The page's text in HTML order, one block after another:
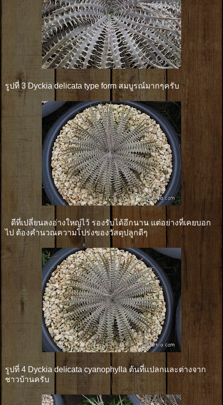
รูปที่ 3 Dyckia delicata type form สมบูรณ์มากๆครับ
ดีที่เปลี่ยนลงอ่างใหญ่ไว้ รองรับได้อีกนาน แต่อย่างที่เคยบอก
ไป ต้องคำนวณความโปร่งของวัสดุปลูกดีๆ
รูปที่ 4 Dyckia delicata cyanophylla ต้นที่แปลกและต่างจาก
ชาวบ้านครับ